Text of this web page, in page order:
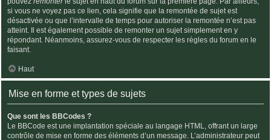
si vous ne voyez pas ce lien, cela signifie que la remontée de sujet est
désactivée ou que l’intervalle de temps pour autoriser la remontée n’est pas
atteint. Il est également possible de remonter un sujet simplement en y
répondant. Néanmoins, assurez-vous de respecter les règles du forum en le
faisant.
Haut
Mise en forme et types de sujets
Que sont les BBCodes ?
Le BBCode est une implantation spéciale au langage HTML, offrant un large
contrôle de mise en forme des éléments d’un message. L’administrateur peut